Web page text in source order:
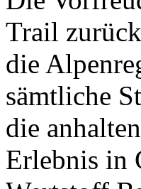
Trail
die
sämtliche
die
Erlebnis in